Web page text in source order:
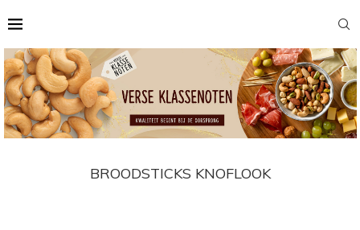
BROODSTICKS KNOFLOOK